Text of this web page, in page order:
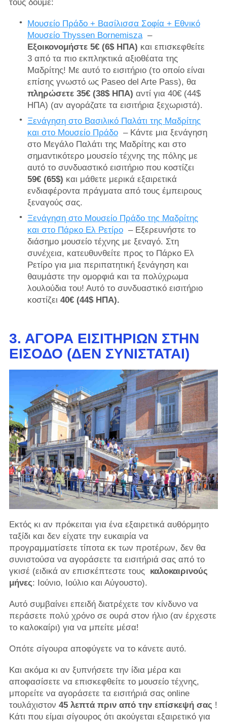
τους δούμε:
Μουσείο Πράδο + Βασίλισσα Σοφία + Εθνικό
Μουσείο Thyssen Bornemisza–
Εξοικονομήστε 5€ (6$ ΗΠΑ) και επισκεφθείτε
3 από τα πιο εκπληκτικά αξιοθέατα της
Μαδρίτης! Με αυτό το εισιτήριο (το οποίο είναι
επίσης γνωστό ως Paseo del Arte Pass), θα
πληρώσετε 35€ (38$ ΗΠΑ) αντί για 40€ (44$
ΗΠΑ) (αν αγοράζατε τα εισιτήρια ξεχωριστά).
Ξενάγηση στο Βασιλικό Παλάτι της Μαδρίτης
και στο Μουσείο Πράδο– Κάντε μια ξενάγηση
στο Μεγάλο Παλάτι της Μαδρίτης και στο
σημαντικότερο μουσείο τέχνης της πόλης με
αυτό το συνδυαστικό εισιτήριο που κοστίζει
59€ (65$) και μάθετε μερικά εξαιρετικά
ενδιαφέροντα πράγματα από τους έμπειρους
ξεναγούς σας.
Ξενάγηση στο Μουσείο Πράδο της Μαδρίτης
και στο Πάρκο Ελ Ρετίρο– Εξερευνήστε το
διάσημο μουσείο τέχνης με ξεναγό. Στη
συνέχεια, κατευθυνθείτε προς το Πάρκο Ελ
Ρετίρο για μια περιπατητική ξενάγηση και
θαυμάστε την ομορφιά και τα πολύχρωμα
λουλούδια του! Αυτό το συνδυαστικό εισιτήριο
κοστίζει 40€ (44$ ΗΠΑ).
3. ΑΓΟΡΆ ΕΙΣΙΤΗΡΊΩΝ ΣΤΗΝ
ΕΊΣΟΔΟ (ΔΕΝ ΣΥΝΙΣΤΆΤΑΙ)
Εκτός κι αν πρόκειται για ένα εξαιρετικά αυθόρμητο
ταξίδι και δεν είχατε την ευκαιρία να
προγραμματίσετε τίποτα εκ των προτέρων, δεν θα
συνιστούσα να αγοράσετε τα εισιτήριά σας από το
γκισέ (ειδικά αν επισκέπτεστε τους
καλοκαιρινούς
μήνες: Ιούνιο, Ιούλιο και Αύγουστο).
Αυτό συμβαίνει επειδή διατρέχετε τον κίνδυνο να
περάσετε πολύ χρόνο σε ουρά στον ήλιο (αν έρχεστε
το καλοκαίρι) για να μπείτε μέσα!
Οπότε σίγουρα αποφύγετε να το κάνετε αυτό.
Και ακόμα κι αν ξυπνήσετε την ίδια μέρα και
αποφασίσετε να επισκεφθείτε το μουσείο τέχνης,
μπορείτε να αγοράσετε τα εισιτήριά σας online
τουλάχιστον 45 λεπτά πριν από την επίσκεψή σας !
Κάτι που είμαι σίγουρος ότι ακούγεται εξαιρετικό για